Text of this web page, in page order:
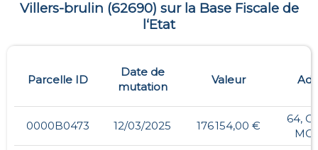
Villers-brulin (62690) sur la Base Fiscale de
l‘Etat
Parcelle ID
Date de
mutation
Valeur
0000B0473 12/03/2025 176 154,00 €
64,